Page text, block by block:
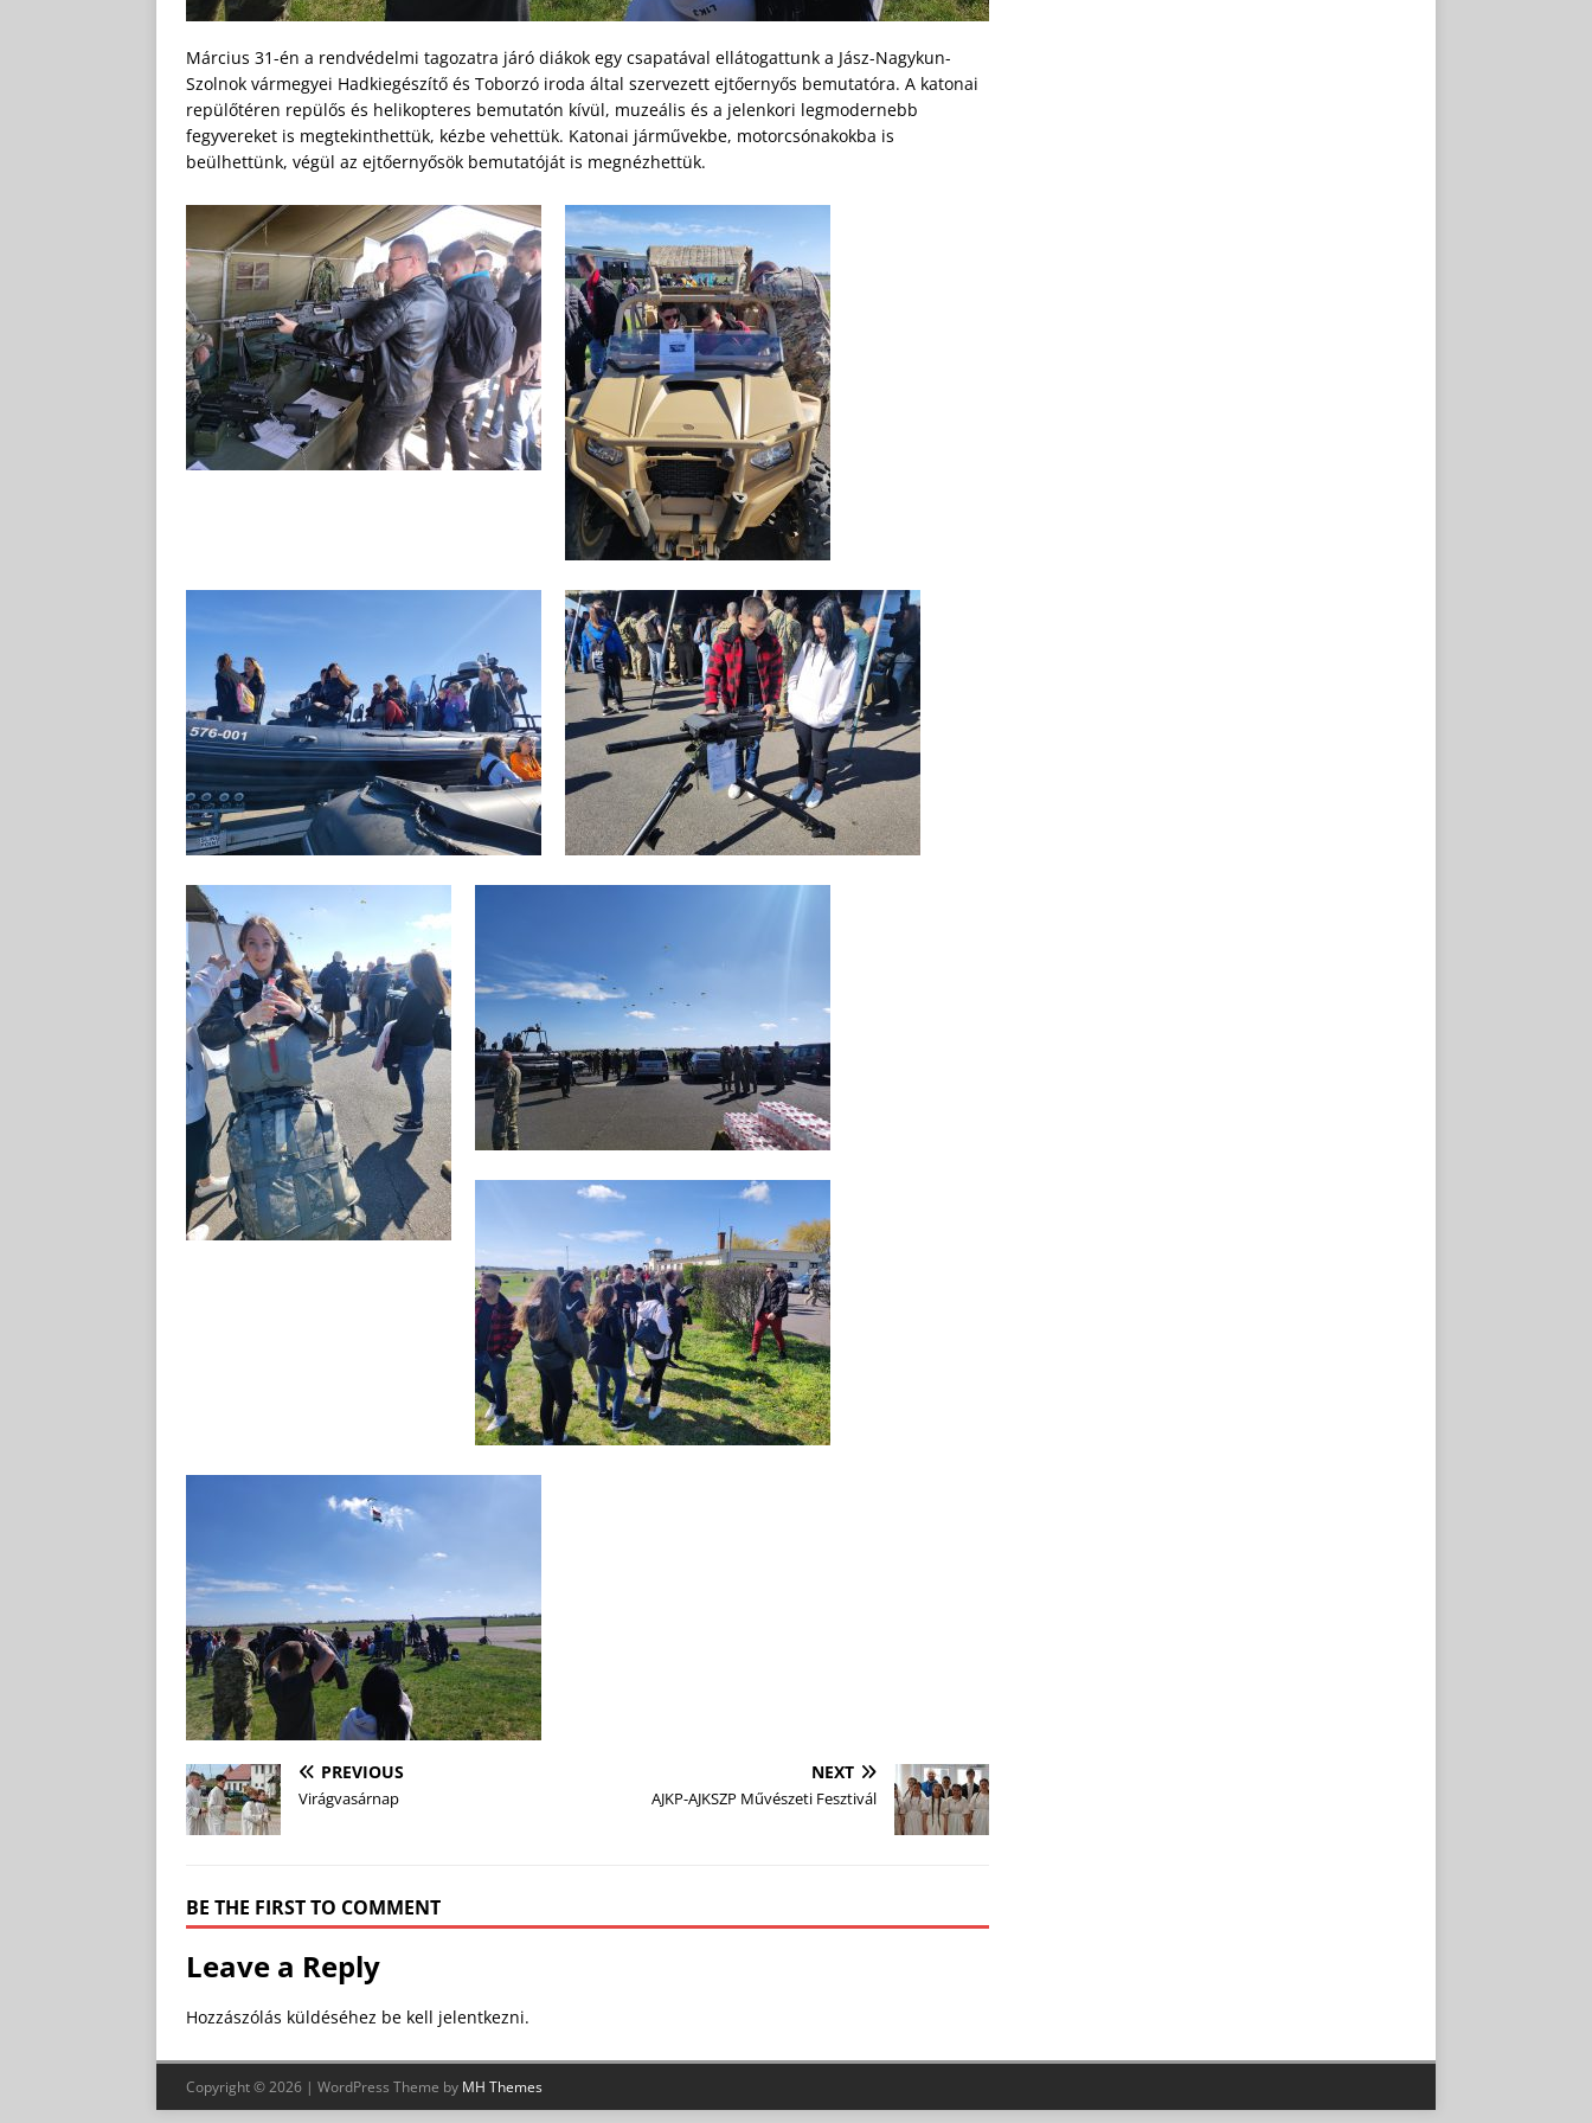
Március 31-én a rendvédelmi tagozatra járó diákok egy csapatával ellátogattunk a Jász-Nagykun-
Szolnok vármegyei Hadkiegészítő és Toborzó iroda által szervezett ejtőernyős bemutatóra. A katonai
repülőtéren repülős és helikopteres bemutatón kívül, muzeális és a jelenkori legmodernebb
fegyvereket is megtekinthettük, kézbe vehettük. Katonai járművekbe, motorcsónakokba is
beülhettünk, végül az ejtőernyősök bemutatóját is megnézhettük.
PREVIOUS
Virágvasárnap
NEXT
AJKP-AJKSZP Művészeti Fesztivál
BE THE FIRST TO COMMENT
Leave a Reply
Hozzászólás küldéséhez be kell jelentkezni.
Copyright © 2026 | WordPress Theme by MH Themes